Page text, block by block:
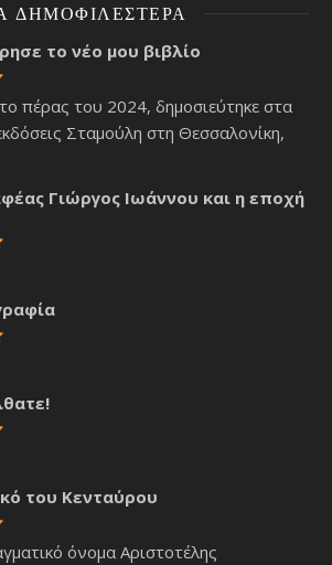
ΔΗΜΟΦΙΛΈΣΤΕΡΑ
το νέο μου βιβλίο
πέρας του 2024, δημοσιεύτηκε στα
Σταμούλη στη Θεσσαλονίκη,
Γιώργος Ιωάννου και η εποχή
του Κενταύρου
όνομα Αριστοτέλης